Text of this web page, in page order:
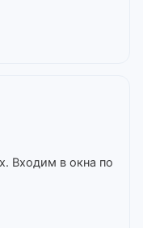
Входим в окна по